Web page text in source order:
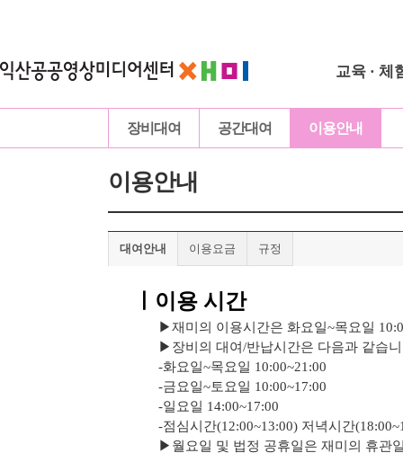
교육 · 체
장비대여 공간대여 이용안내
이용안내
대여안내 이용요금 규정
ㅣ이용 시간
▶재미의 이용시간은 화요일~목요일
▶ 장비의 대여/반납시간은 다음과 같습
-화요일~목요일 10:00~21:00
-금요일~토 요일 10:00~17:00
-일요일 14:00~17:00
-점심시간(12:00~13:00) 저녁시간
▶ 월요일 및 법정 공휴일은 재미의 휴관